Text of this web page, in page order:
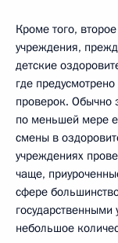
Кроме того,
учреждения,
детские
где
проверок. Обычно
по меньшей мере
смены в
учреждениях
чаще,
сфере
небольшое